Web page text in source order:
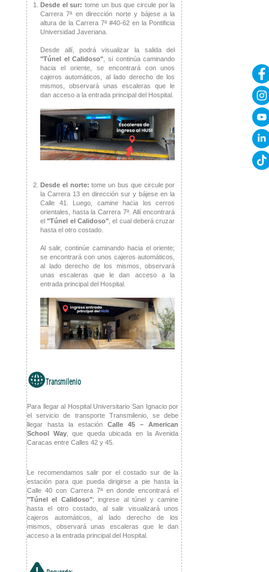
Desde el sur: tome un bus que circule por la
Carrera 7ª en dirección norte y bájese a la
altura de la Carrera 7ª #40-62 en la Pontificia
Universidad Javeriana.
Desde allí, podrá visualizar la salida del
"Túnel el Calidoso" , si continúa caminando
hacia el oriente, se encontrará con unos
cajeros automáticos, al lado derecho de los
mismos, observará unas escaleras que le
dan acceso a la entrada principal del Hospital.
Desde el norte: tome un bus que circule por
la Carrera 13 en dirección sur y bájese en la
Calle 41. Luego, camine hacia los cerros
orientales, hasta la Carrera 7ª. Allí encontrará
el"Túnel el Calidoso" , el cual deberá cruzar
hasta el otro costado.
Al salir, continúe caminando hacia el oriente;
se encontrará con unos cajeros automáticos,
al lado derecho de los mismos, observará
unas escaleras que le dan acceso a la
entrada principal del Hospital.
wTransmilenio
Para llegar al Hospital Universitario San Ignacio por
el servicio de transporte Transmilenio, se debe
llegar hasta la estación Calle 45 – American
School Way, que queda ubicada en la Avenida
Caracas entre Calles 42 y 45.
Le recomendamos salir por el costado sur de la
estación para que pueda dirigirse a pie hasta la
Calle 40 con Carrera 7ª en donde encontrará el
"Túnel el Calidoso"; ingrese al túnel y camine
hasta el otro costado, al salir visualizará unos
cajeros automáticos, al lado derecho de los
mismos, observará unas escaleras que le dan
acceso a la entrada principal del Hospital.